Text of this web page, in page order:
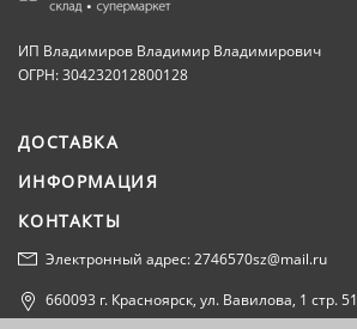
ИП Владимиров Владимир Владимирович
ОГРН: 304232012800128
ДОСТАВКА
ИНФОРМАЦИЯ
КОНТАКТЫ
Электронный адрес: 2746570sz@mail.ru
660093 г. Красноярск, ул. Вавилова, 1 стр. 51